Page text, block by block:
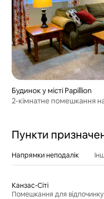
Будинок у місті Papillion
2-кімнатне помешкання
Пункти
Напрямки неподалік
Канзас-Сіті
Помешкання для відпочинку